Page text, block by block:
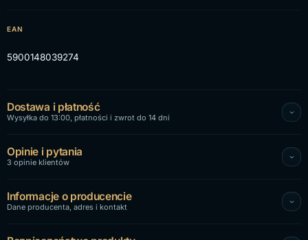
EAN
5900148039274
Dostawa i płatność
Wysyłka do 13:00, płatności i zwrot do 14 dni
Opinie i pytania
3 opinie klientów
Informacje o producencie
Dane producenta, adres i kontakt